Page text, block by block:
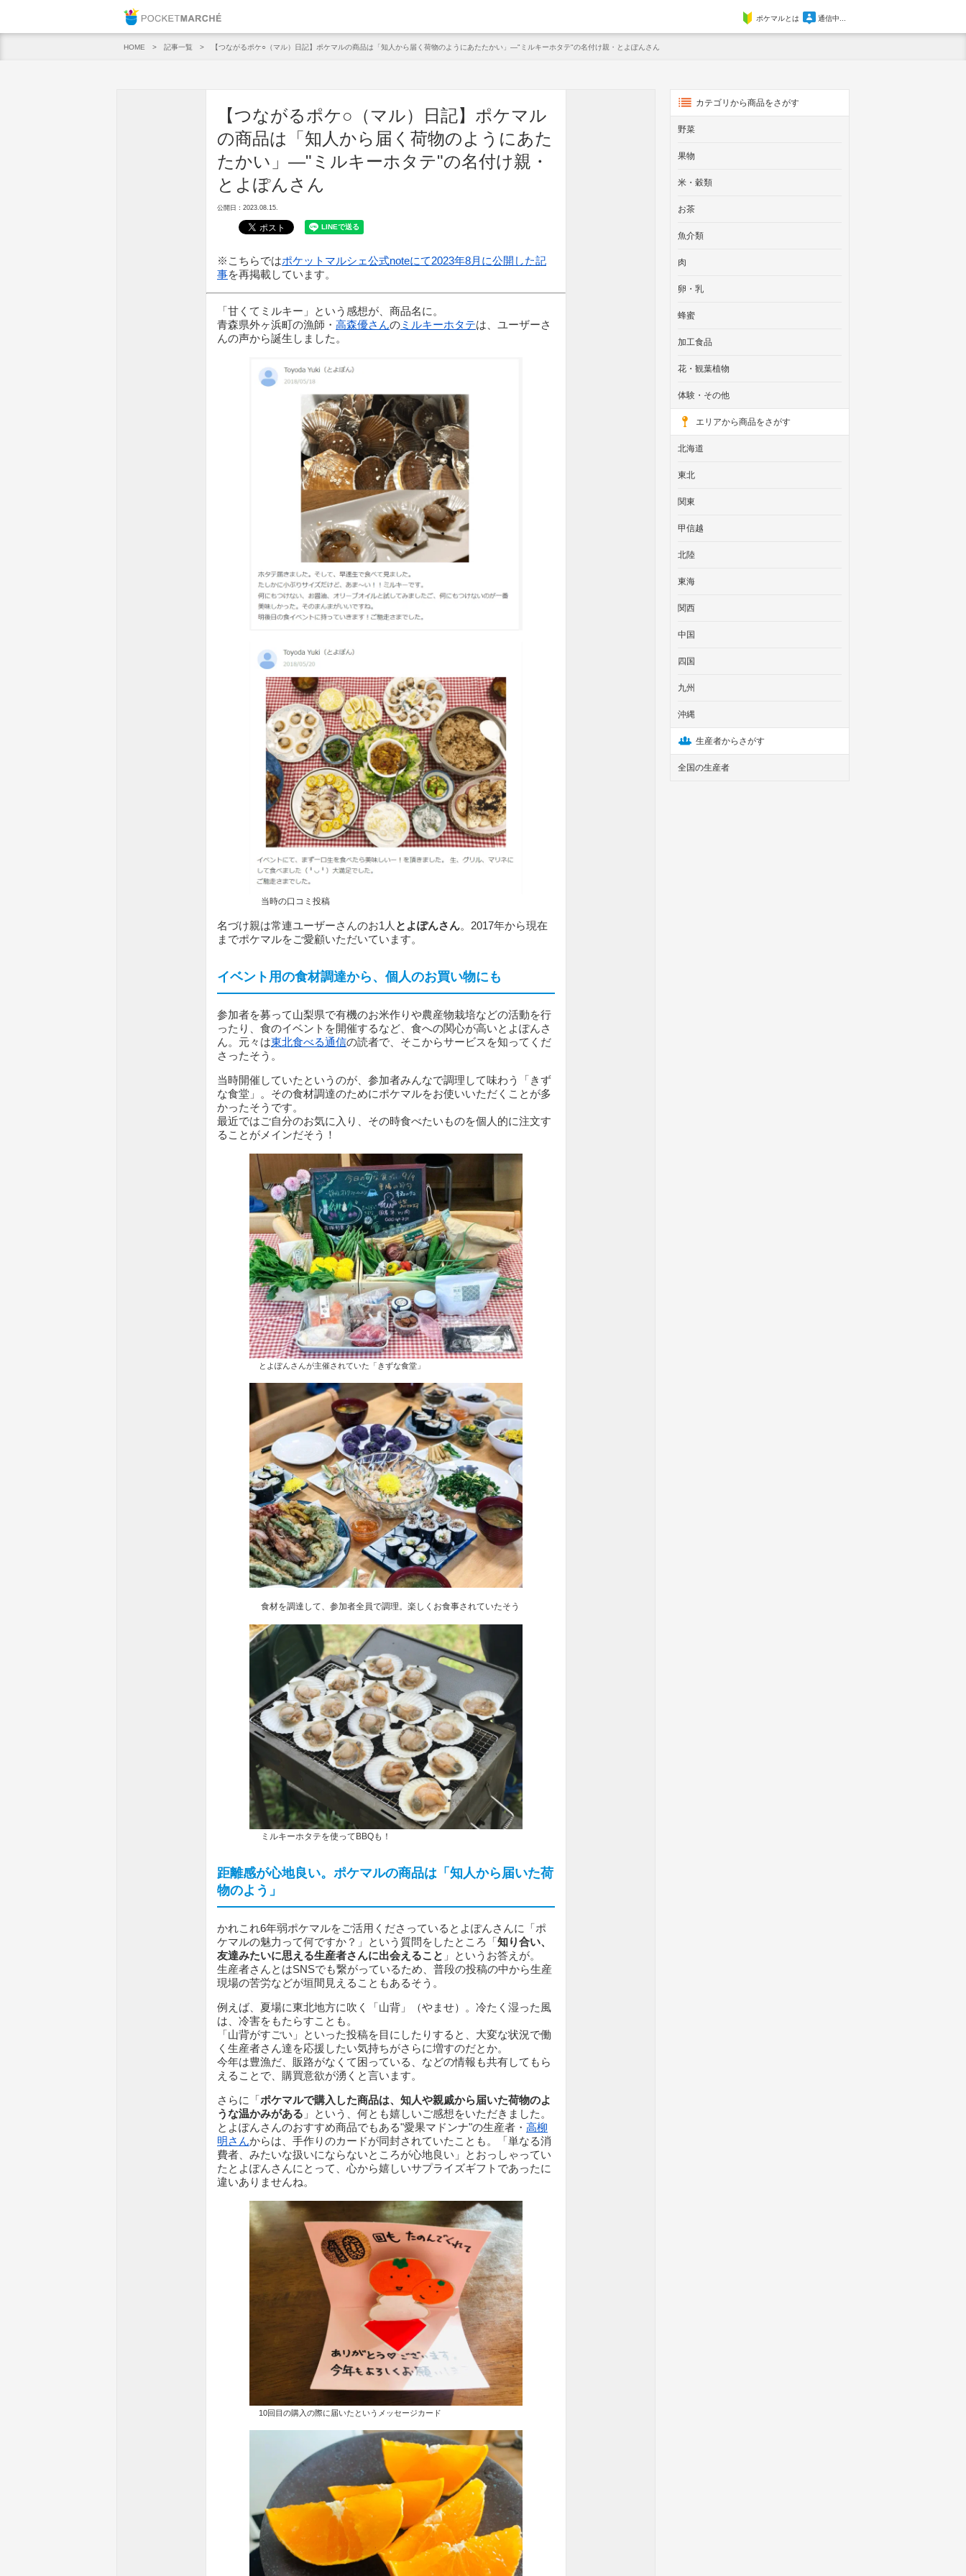
ポケマルとは 通信中...
HOME 記事一覧 【つながるポケ○（マル）日記】ポケマルの商品は「知人から届く荷物のようにあたたかい」—"ミルキーホタテ"の名付け親・とよぽんさん
【つながるポケ○（マル）日記】ポケマル
の商品は「知人から届く荷物のようにあた
たかい」—"ミルキーホタテ"の名付け親・
とよぽんさん
公開日：2023.08.15.
※こちらではポケットマルシェ公式noteにて2023年8月に公開した記
事を再掲載しています。
「甘くてミルキー」という感想が、商品名に。
青森県外ヶ浜町の漁師・ 高森優さんのミルキーホタテは、ユーザーさ
んの声から誕生しました。
当時の口コミ投稿
名づけ親は常連ユーザーさんのお1人 とよぽんさん。2017年から現在
までポケマルをご愛顧いただいています。
イベント用の食材調達から、個人のお買い物にも
参加者を募って山梨県で有機のお米作りや農産物栽培などの活動を行
ったり、食のイベントを開催するなど、食への関心が高いとよぽんさ
ん。元々は東北食べる通信の読者で、そこからサービスを知ってくだ
さったそう。
当時開催していたというのが、参加者みんなで調理して味わう「きず
な食堂」。その食材調達のためにポケマルをお使いいただくことが多
かったそうです。
最近ではご自分のお気に入り、その時食べたいものを個人的に注文す
ることがメインだそう！
とよぽんさんが主催されていた「きずな食堂」
食材を調達して、参加者全員で調理。楽しくお食事されていたそう
ミルキーホタテを使ってBBQも！
距離感が心地良い。ポケマルの商品は「知人から届いた荷
物のよう」
かれこれ6年弱ポケマルをご活用くださっているとよぽんさんに「ポ
ケマルの魅力って何ですか？」という質問をしたところ「 知り合い、
友達みたいに思える生産者さんに出会えること 」というお答えが。
生産者さんとはSNSでも繋がっているため、普段の投稿の中から生産
現場の苦労などが垣間見えることもあるそう。
例えば、夏場に東北地方に吹く「山背」（やませ）。冷たく湿った風
は、冷害をもたらすことも。
「山背がすごい」といった投稿を目にしたりすると、大変な状況で働
く生産者さん達を応援したい気持ちがさらに増すのだとか。
今年は豊漁だ、販路がなくて困っている、などの情報も共有してもら
えることで、購買意欲が湧くと言います。
さらに「 ポケマルで購入した商品は、知人や親戚から届いた荷物のよ
うな温かみがある 」という、何とも嬉しいご感想をいただきました。
とよぽんさんのおすすめ商品でもある"愛果マドンナ"の生産者・ 高柳
明さんからは、手作りのカードが同封されていたことも。「単なる消
費者、みたいな扱いにならないところが心地良い」とおっしゃってい
たとよぽんさんにとって、心から嬉しいサプライズギフトであったに
違いありませんね。
10回目の購入の際に届いたというメッセージカード
カテゴリから商品をさがす
野菜
果物
米・穀類
お茶
魚介類
肉
卵・乳
蜂蜜
加工食品
花・観葉植物
体験・その他
エリアから商品をさがす
北海道
東北
関東
甲信越
北陸
東海
関西
中国
四国
九州
沖縄
生産者からさがす
全国の生産者